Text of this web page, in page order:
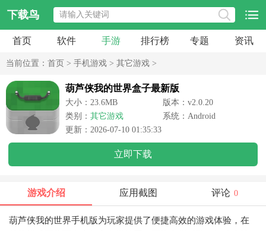
下载鸟
首页 软件 手游 排行榜 专题 资讯
当前位置： 首页 > 手机游戏 > 其它游戏 >
葫芦侠我的世界盒子最新版
大小：23.6MB
版本：v2.0.20
类别： 其它游戏
系统：Android
更新：2026-07-10 01:35:33
立即下载
游戏介绍 应用截图 评论 0
葫芦侠我的世界手机版为玩家提供了便捷高效的游戏体验，在